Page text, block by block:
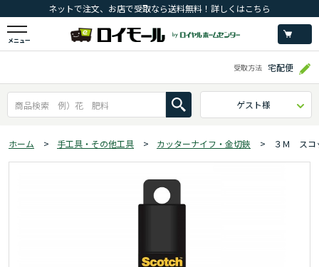
ネットで注文、お店で受取なら送料無料！詳しくはこちら
メニュー
受取方法 宅配便
ゲスト様
ホーム > 手工具・その他工具 > カッターナイフ・金切鋏 > ３Ｍ スコ